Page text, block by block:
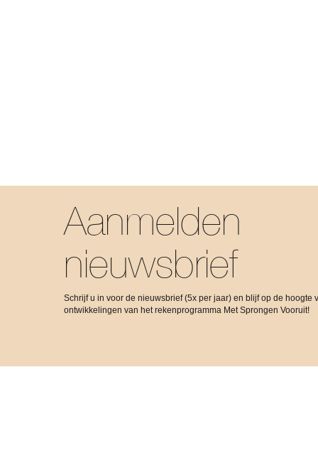
Aanmelden
nieuwsbrief
Schrijf u in voor de nieuwsbrief (5x per jaar) en blijf op de hoogte
ontwikkelingen van het rekenprogramma Met Sprongen Vooruit!